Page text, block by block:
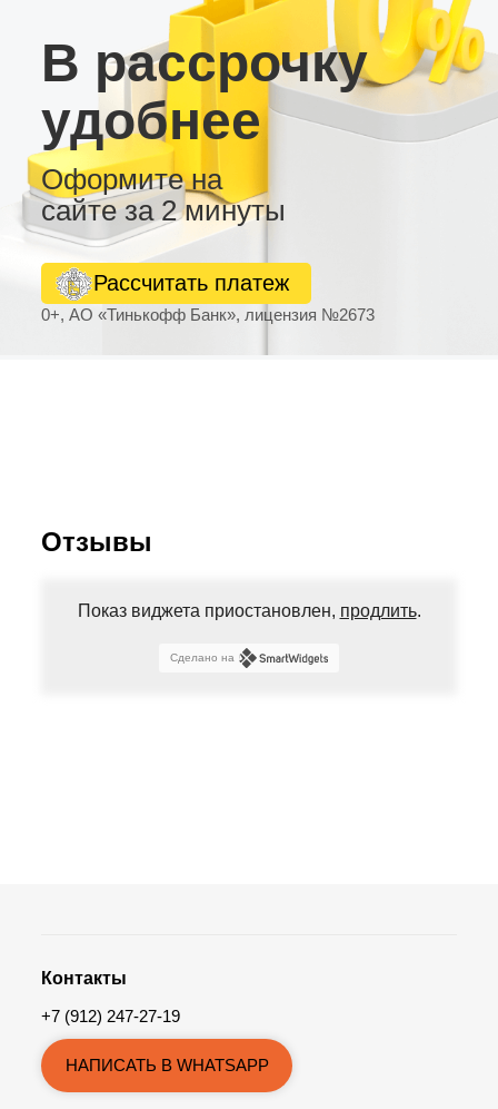
В рассрочку
удобнее
Оформите на
сайте за 2 минуты
0+, АО «Тинькофф Банк», лицензия №2673
Рассчитать платеж
Отзывы
Показ виджета приостановлен, продлить.
Сделано на
Контакты
+7 (912) 247-27-19
НАПИСАТЬ В WHATSAPP